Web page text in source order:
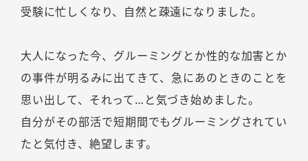
受験に忙しくなり、自然と疎遠になりました。
大人になった今、グルーミングとか性的な加害とか
の事件が明るみに出てきて、急にあのときのことを
思い出して、それって…と気づき始めました。
自分がその部活で短期間でもグルーミングされてい
たと気付き、絶望します。